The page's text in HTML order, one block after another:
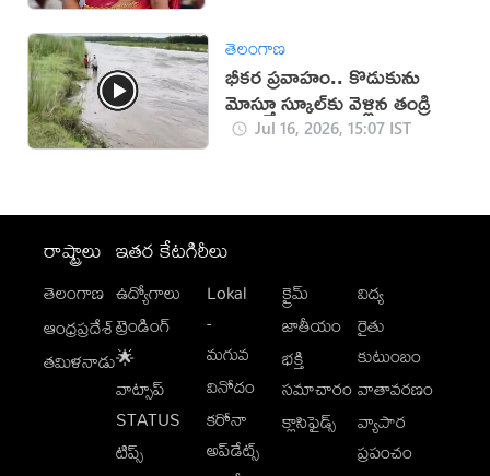
తెలంగాణ
భీకర ప్రవాహం.. కొడుకును
మోస్తూ స్కూల్‌కు వెళ్లిన తండ్రి
Jul 16, 2026, 15:07 IST
రాష్ట్రాలు
తెలంగాణ
ఆంధ్రప్రదేశ్
తమిళనాడు
ఇతర కేటగిరీలు
ఉద్యోగాలు
ట్రెండింగ్
🌟
వాట్సాప్
STATUS
టిప్స్
Lokal
-
మగువ
వినోదం
కరోనా
అప్‌డేట్స్
క్రైమ్
జాతీయం
భక్తి
సమాచారం
క్లాసిఫైడ్స్
విద్య
రైతు
కుటుంబం
వాతావరణం
వ్యాపార
ప్రపంచం